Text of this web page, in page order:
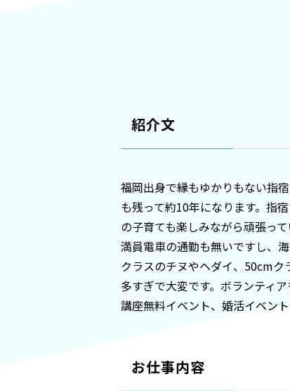
紹介文
福岡出身で縁もゆかりもない指
も残って約10年になります。指
の子育ても楽しみながら頑張っ
満員電車の通勤も無いですし、
クラスのチヌやヘダイ、50cm
多すぎで大変です。ボランティ
講座無料イベント、婚活イベン
お仕事内容